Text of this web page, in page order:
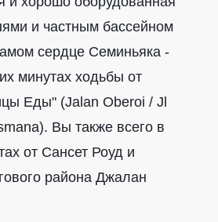
и частным бассейном
сердце Семиньяка -
минутах ходьбы от
Еды" (Jalan Oberoi / Jl
Вы также всего в
от Сансет Роуд и
района Джалан